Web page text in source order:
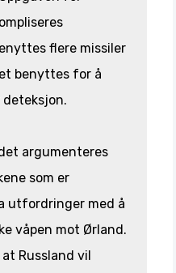
flere missiler
benyttes for å
argumenteres
som er
utfordringer med å
våpen mot Ørland.
Russland vil